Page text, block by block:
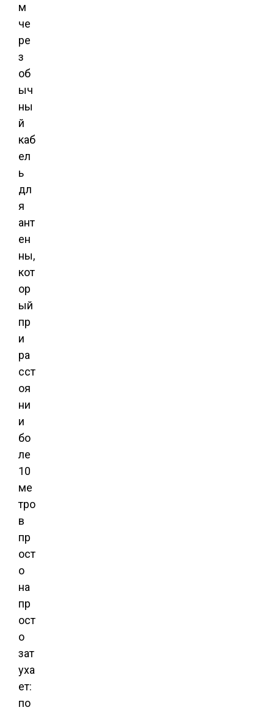
м
че
ре
з
об
ыч
ны
й
каб
ел
ь
дл
я
ант
ен
ны,
кот
ор
ый
пр
и
ра
сст
оя
ни
и
бо
ле
10
ме
тро
в
пр
ост
о
на
пр
ост
о
зат
уха
ет:
по